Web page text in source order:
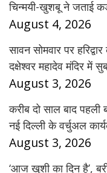
चिन्मयी-खुशबू ने जताई
August 4, 2026
सावन सोमवार पर
दक्षेश्वर महादेव मंदिर में
August 3, 2026
करीब दो साल बाद पहली
नई दिल्ली के वर्चुअल
August 3, 2026
‘आज खुशी का दिन है’,